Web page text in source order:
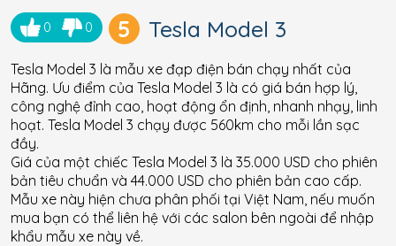
0 0 5 Tesla Model 3
Tesla Model 3 là mẫu xe đạp điện bán chạy nhất của
Hãng. Ưu điểm của Tesla Model 3 là có giá bán hợp lý,
công nghệ đỉnh cao, hoạt động ổn định, nhanh nhạy, linh
hoạt. Tesla Model 3 chạy được 560km cho mỗi lần sạc
đầy.
Giá của một chiếc Tesla Model 3 là 35.000 USD cho phiên
bản tiêu chuẩn và 44.000 USD cho phiên bản cao cấp.
Mẫu xe này hiện chưa phân phối tại Việt Nam, nếu muốn
mua bạn có thể liên hệ với các salon bên ngoài để nhập
khẩu mẫu xe này về.